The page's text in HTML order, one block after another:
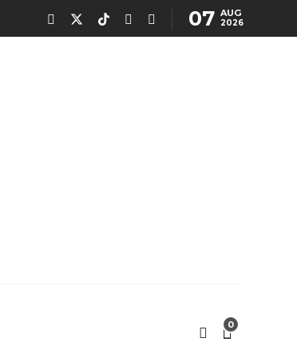
07 AUG
2026
0